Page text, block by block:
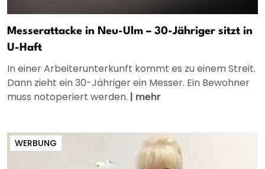
Messerattacke in Neu-Ulm – 30-Jähriger sitzt in
U-Haft
In einer Arbeiterunterkunft kommt es zu einem Streit.
Dann zieht ein 30-Jähriger ein Messer. Ein Bewohner
muss notoperiert werden. | mehr
WERBUNG